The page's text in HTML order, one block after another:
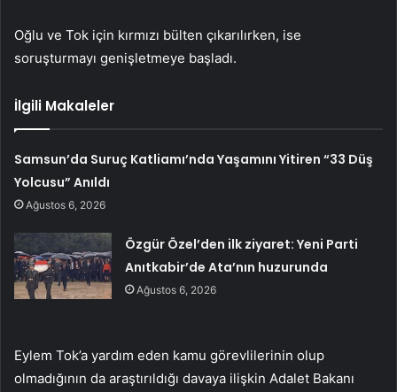
Oğlu ve Tok için kırmızı bülten çıkarılırken, ise
soruşturmayı genişletmeye başladı.
İlgili Makaleler
Samsun’da Suruç Katliamı’nda Yaşamını Yitiren “33 Düş
Yolcusu” Anıldı
Ağustos 6, 2026
Özgür Özel’den ilk ziyaret: Yeni Parti
Anıtkabir’de Ata’nın huzurunda
Ağustos 6, 2026
Eylem Tok’a yardım eden kamu görevlilerinin olup
olmadığının da araştırıldığı davaya ilişkin Adalet Bakanı